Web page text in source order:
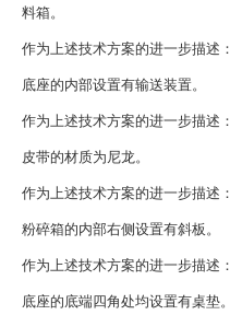
料箱。
作为上述技术方案的进一步描述：
底座的内部设置有输送装置。
作为上述技术方案的进一步描述：
皮带的材质为尼龙。
作为上述技术方案的进一步描述：
粉碎箱的内部右侧设置有斜板。
作为上述技术方案的进一步描述：
底座的底端四角处均设置有桌垫。